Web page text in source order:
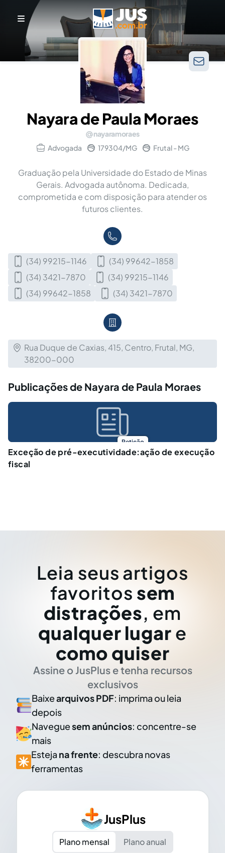
Nayara de Paula Moraes
nayaramoraes
Advogada
179304/MG Frutal - MG
Graduação pela Universidade do Estado de Minas
Gerais. Advogada autônoma. Dedicada,
comprometida e com disposição para atender os
futuros clientes.
(34) 99215-1146
(34) 99642-1858
(34) 3421-7870
(34) 99215-1146
(34) 99642-1858
(34) 3421-7870
Rua Duque de Caxias, 415, Centro, Frutal, MG,
38200-000
Publicações de Nayara de Paula Moraes
Petição
Exceção de pré-executividade:ação de execução
fiscal
Leia seus artigos
favoritos sem
distrações, em
qualquer lugar e
como quiser
Assine o JusPlus e tenha recursos
exclusivos
Baixearquivos PDF: imprima ou leia
depois
Naveguesem anúncios: concentre-se
mais
Esteja na frente: descubra novas
ferramentas
JusPlus
Plano mensal
Plano anual